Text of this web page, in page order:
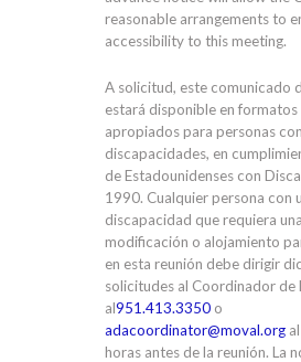
reasonable arrangements to
accessibility to this meeting.
A solicitud, este comunicado
estará disponible en
apropiados para personas con
discapacidades, en
de Estadounidenses con
1990. Cualquier persona con
discapacidad que requiera una
modificación o alojamiento
en esta reunión debe dirigir
solicitudes al Coordinador de
al951.413.3350 o
adacoordinator@moval.org
horas antes de la reunión. La